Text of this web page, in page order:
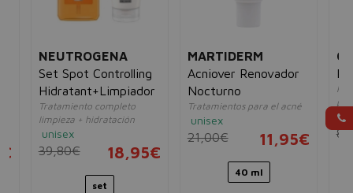
NEUTROGENA
Set Spot Controlling
Hidratant+Limpiador
Tratamiento completo
limpieza + hidratación
unisex
39,80€ 18,95€
set
MARTIDERM
Acniover Renovador
Nocturno
Tratamientos para el acné
unisex
21,00€ 11,95€
40 ml